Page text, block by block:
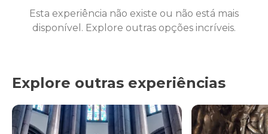
Esta experiência não existe ou não está mais
disponível. Explore outras opções incríveis.
Explore outras experiências